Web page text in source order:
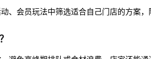
、会员玩法中筛选适合自己门店的方案，